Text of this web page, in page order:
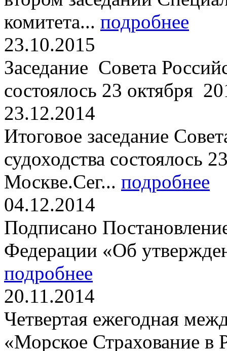
комитета... подробнее
23.10.2015
Заседание Совета
состоялось 23 октября
23.12.2014
Итоговое заседание
судоходства состоялось
Москве.Сег... подробнее
04.12.2014
Подписано
Федерации «Об
подробнее
20.11.2014
Четвертая ежегодная
«Морское Страхование в